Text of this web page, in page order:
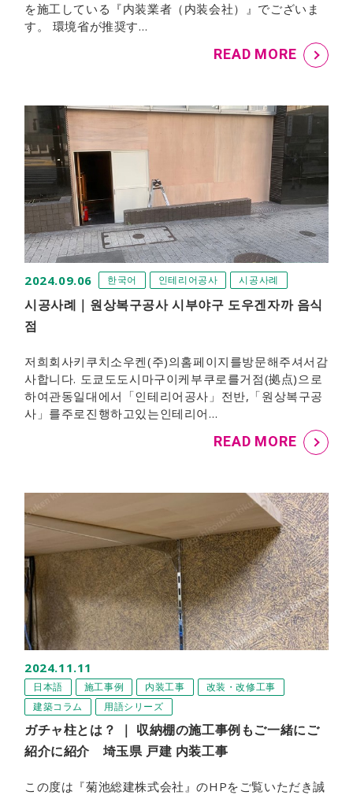
を施工している『内装業者（内装会社）』でございま
す。 環境省が推奨す…
READ MORE
2024.09.06 한국어 인테리어공사 시공사례
시공사례｜원상복구공사 시부야구 도우겐자까 음식
점
저희회사키쿠치소우켄(주)의홈페이지를방문해주셔서감
사합니다. 도쿄도도시마구이케부쿠로를거점(拠点)으로
하여관동일대에서「인테리어공사」전반,「원상복구공
사」를주로진행하고있는인테리어…
READ MORE
2024.11.11
日本語 施工事例 内装工事
改装・改修工事
建築コラム
用語シリーズ
ガチャ柱とは？ ｜ 収納棚の施工事例もご一緒にご
紹介に紹介 埼玉県 戸建 内装工事
この度は『菊池総建株式会社』のHPをご覧いただき誠